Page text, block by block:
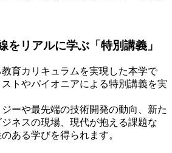
をリアルに学ぶ「特別講義」
育カリキュラムを実現した本学で
トやパイオニアによる特別講義を実
ーや最先端の技術開発の動向、新た
ネスの現場、現代が抱える課題な
ある学びを得られます。